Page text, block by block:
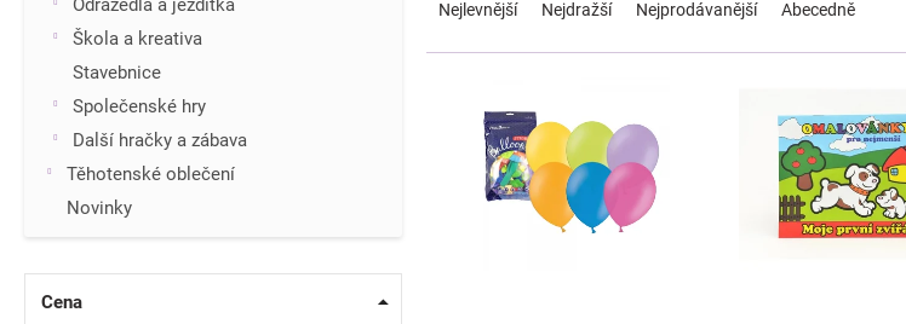
Odrážedla a jezdítka
Škola a kreativa
Stavebnice
Společenské hry
Další hračky a zábava
Těhotenské oblečení
Novinky
Cena
e
Nejlevnější Nejdražší Nejprodávanější Abecedně